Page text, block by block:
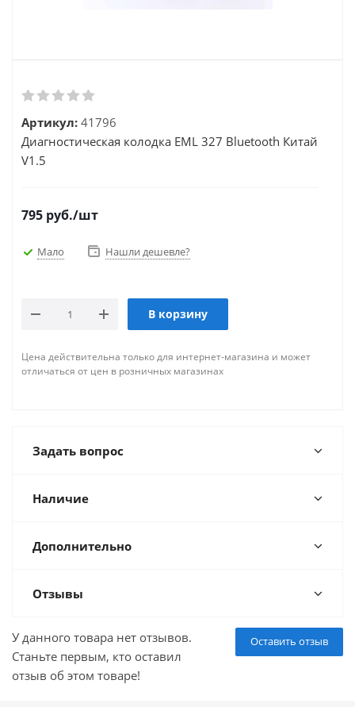
Артикул: 41796
Диагностическая колодка EML 327 Bluetooth Китай
V1.5
795 руб./шт
Мало Нашли дешевле?
В корзину
Цена действительна только для интернет-магазина и может
отличаться от цен в розничных магазинах
Задать вопрос
Наличие
Дополнительно
Отзывы
Оставить отзыв
У данного товара нет отзывов.
Станьте первым, кто оставил
отзыв об этом товаре!